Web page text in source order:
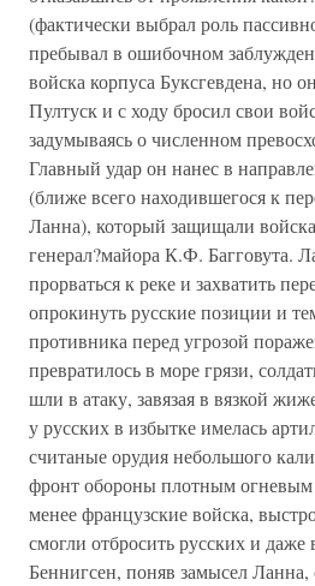
(фактически выбрал роль
пребывал в ошибочном
войска корпуса Буксгевдена, но
Пултуск и с ходу бросил свои
задумываясь о численном
Главный удар он нанес в
(ближе всего находившегося к
Ланна), который защищали
генерал?майора К.Ф. Багговута.
прорваться к реке и захватить
опрокинуть русские позиции и
противника перед угрозой
превратилось в море грязи,
шли в атаку, завязая в вязкой
у русских в избытке имелась
считаные орудия небольшого
фронт обороны плотным огневым
менее французские войска,
смогли отбросить русских и
Беннигсен, поняв замысел Ланна,